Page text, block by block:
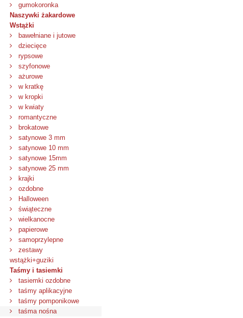
gumokoronka
Naszywki żakardowe
Wstążki
bawełniane i jutowe
dziecięce
rypsowe
szyfonowe
ażurowe
w kratkę
w kropki
w kwiaty
romantyczne
brokatowe
satynowe 3 mm
satynowe 10 mm
satynowe 15mm
satynowe 25 mm
krajki
ozdobne
Halloween
świąteczne
wielkanocne
papierowe
samoprzylepne
zestawy
wstążki+guziki
Taśmy i tasiemki
tasiemki ozdobne
taśmy aplikacyjne
taśmy pomponikowe
taśma nośna